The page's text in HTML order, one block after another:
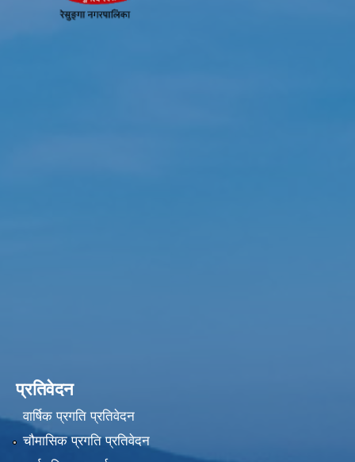
प्रतिवेदन
वार्षिक प्रगति प्रतिवेदन
चौमासिक प्रगति प्रतिवेदन